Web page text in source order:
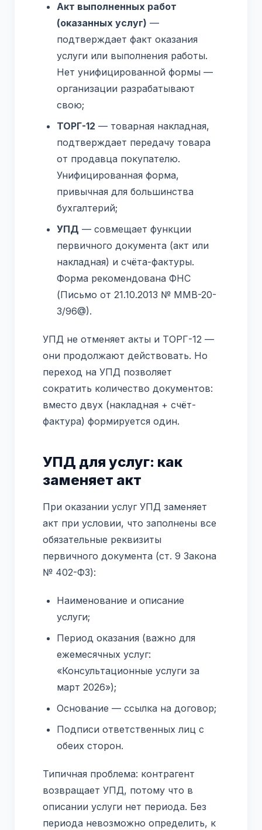
Акт выполненных работ
(оказанных услуг) —
подтверждает факт оказания
услуги или выполнения работы.
Нет унифицированной формы —
организации разрабатывают
свою;
ТОРГ-12 — товарная накладная,
подтверждает передачу товара
от продавца покупателю.
Унифицированная форма,
привычная для большинства
бухгалтерий;
УПД — совмещает функции
первичного документа (акт или
накладная) и счёта-фактуры.
Форма рекомендована ФНС
(Письмо от 21.10.2013 № ММВ-20-
3/96@).
УПД не отменяет акты и ТОРГ-12 —
они продолжают действовать. Но
переход на УПД позволяет
сократить количество документов:
вместо двух (накладная + счёт-
фактура) формируется один.
УПД для услуг: как
заменяет акт
При оказании услуг УПД заменяет
акт при условии, что заполнены все
обязательные реквизиты
первичного документа (ст. 9 Закона
№ 402-ФЗ):
Наименование и описание
услуги;
Период оказания (важно для
ежемесячных услуг:
«Консультационные услуги за
март 2026»);
Основание — ссылка на договор;
Подписи ответственных лиц с
обеих сторон.
Типичная проблема: контрагент
возвращает УПД, потому что в
описании услуги нет периода. Без
периода невозможно определить, к